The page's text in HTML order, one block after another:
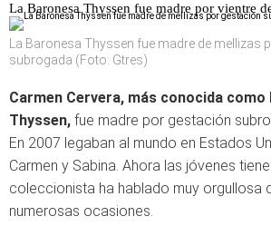
La Baronesa Thyssen fue madre por vientre
La Baronesa Thyssen fue madre de mellizas
subrogada (Foto: Gtres)
Carmen Cervera, más conocida como
Thyssen, fue madre por gestación
En 2007 legaban al mundo en Estados
Carmen y Sabina. Ahora las jóvenes
coleccionista ha hablado muy orgullosa
numerosas ocasiones.